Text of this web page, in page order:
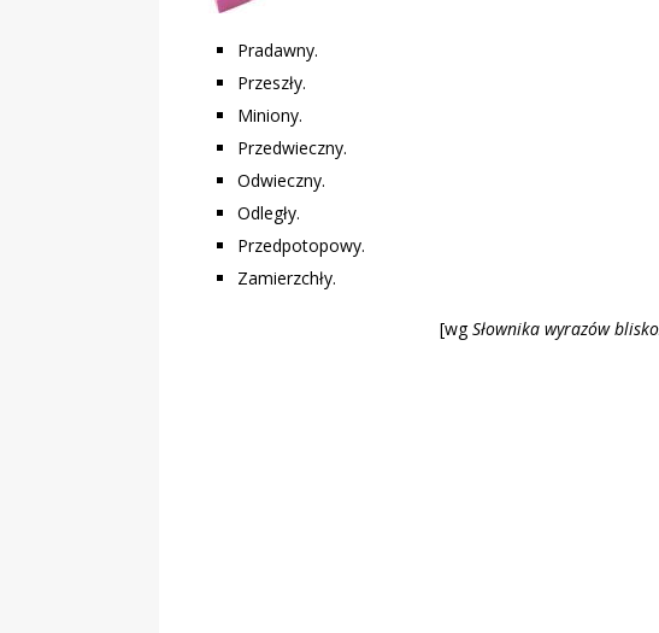
Pradawny.
Przeszły.
Miniony.
Przedwieczny.
Odwieczny.
Odległy.
Przedpotopowy.
Zamierzchły.
[wgSłownika wyrazów blisk